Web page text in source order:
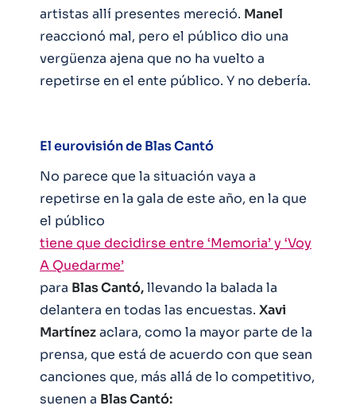
artistas allí presentes mereció. Manel
reaccionó mal, pero el público dio una
vergüenza ajena que no ha vuelto a
repetirse en el ente público. Y no debería.
El eurovisión de Blas Cantó
No parece que la situación vaya a
repetirse en la gala de este año, en la que
el público
tiene que decidirse entre ‘Memoria’ y ‘Voy
A Quedarme’
para Blas Cantó,llevando la balada la
delantera en todas las encuestas. Xavi
Martínezaclara, como la mayor parte de la
prensa, que está de acuerdo con que sean
canciones que, más allá de lo competitivo,
suenen a Blas Cantó: